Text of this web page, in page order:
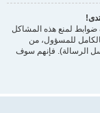
ضوابط لمنع هذه المشاكل
للمسؤول، من
الرسالة). فإنهم سوف